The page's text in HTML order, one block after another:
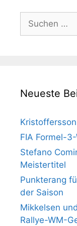
Suchen
nach:
Neueste
FIA Formel-
Stefano
Meistertitel
Punkterang
der Saison
Mikkelsen
Rallye-WM-